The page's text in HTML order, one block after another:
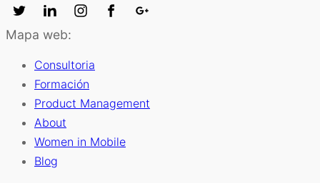
Mapa web:
Consultoria
Formación
Product Management
About
Women in Mobile
Blog